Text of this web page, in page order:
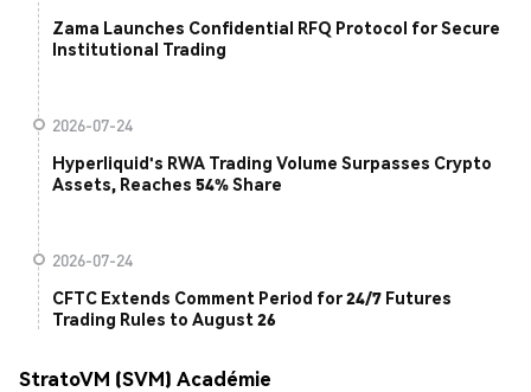
Zama Launches Confidential RFQ Protocol for Secure
Institutional Trading
2026-07-24
Hyperliquid's RWA Trading Volume Surpasses Crypto
Assets, Reaches 54% Share
2026-07-24
CFTC Extends Comment Period for 24/7 Futures
Trading Rules to August 26
StratoVM (SVM) Académie